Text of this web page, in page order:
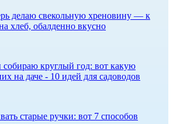
делаю свекольную хреновину — к
хлеб, обалденно вкусно
круглый год: вот какую
на даче - 10 идей для садоводов
старые ручки: вот 7 способов